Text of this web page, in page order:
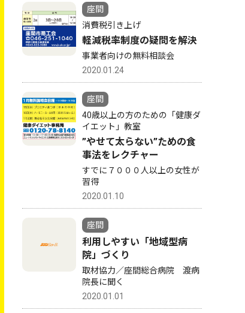
座間
消費税引き上げ
軽減税率制度の疑問を解決
事業者向けの無料相談会
2020.01.24
座間
40歳以上の方のための「健康ダ
イエット」教室
”やせて太らない”ための食
事法をレクチャー
すでに７０００人以上の女性が
習得
2020.01.10
座間
利用しやすい「地域型病
院」づくり
取材協力／座間総合病院 渡病
院長に聞く
2020.01.01